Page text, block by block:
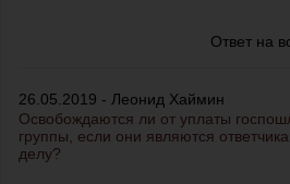
Ответ на
26.05.2019 - Леонид Хаймин
Освобождаются ли от уплаты
группы, если они являются
делу?